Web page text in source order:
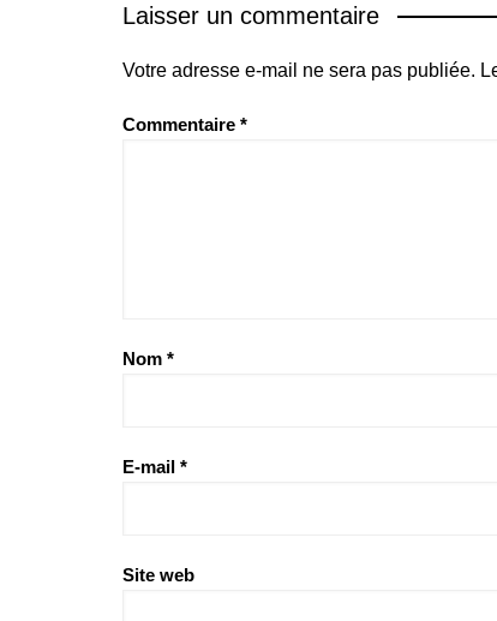
Laisser un commentaire
Votre adresse e-mail ne sera pas publiée.
Commentaire *
Nom *
E-mail *
Site web